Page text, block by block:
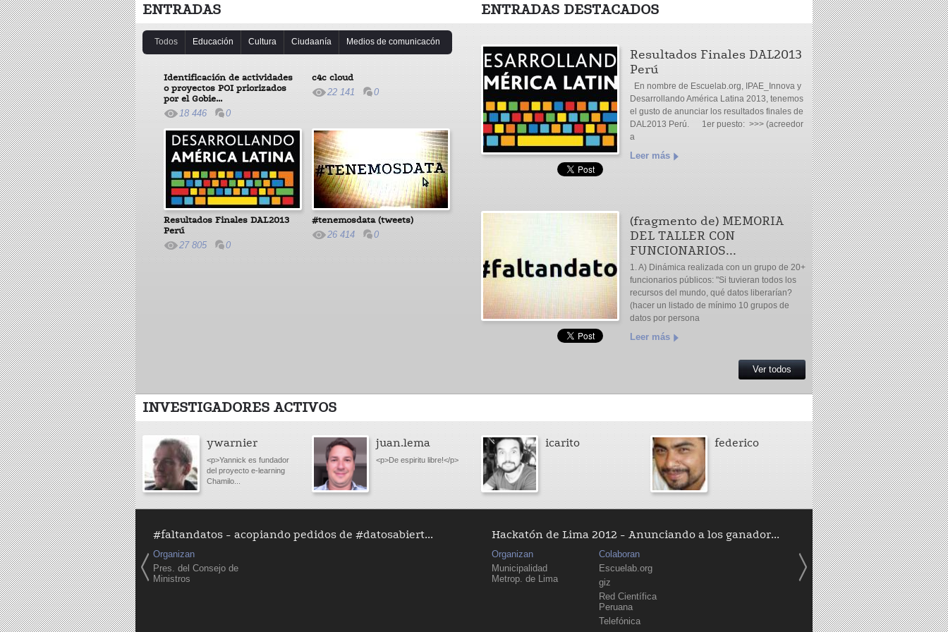
ENTRADAS
Todos Educación Cultura Ciudaanía Medios de comunicacón
Identificación de actividades
o proyectos POI priorizados
por el Gobie...
18 446
0
c4c cloud
22 141
0
Resultados Finales DAL2013
Perú
27 805
0
#tenemosdata (tweets)
26 414
0
ENTRADAS DESTACADOS
Resultados Finales DAL2013
Perú
En nombre de Escuelab.org, IPAE_Innova y
Desarrollando América Latina 2013, tenemos
el gusto de anunciar los resultados finales de
DAL2013 Perú. 1er puesto: >>> (acreedor
a
Leer más
(fragmento de) MEMORIA
DEL TALLER CON
FUNCIONARIOS...
1. A) Dinámica realizada con un grupo de 20+
funcionarios públicos: "Si tuvieran todos los
recursos del mundo, qué datos liberarían?
(hacer un listado de mínimo 10 grupos de
datos por persona
Leer más
Ver todos
INVESTIGADORES ACTIVOS
ywarnier
<p>Yannick es fundador
del proyecto e-learning
Chamilo...
juan.lema
<p>De espiritu libre!</p>
icarito federico
#faltandatos - acopiando pedidos de #datosabiert...
Organizan
Pres. del Consejo de
Ministros
Hackatón de Lima 2012 - Anunciando a los ganador...
Organizan
Municipalidad
Metrop. de Lima
Colaboran
Escuelab.org
giz
Red Científica
Peruana
Telefónica